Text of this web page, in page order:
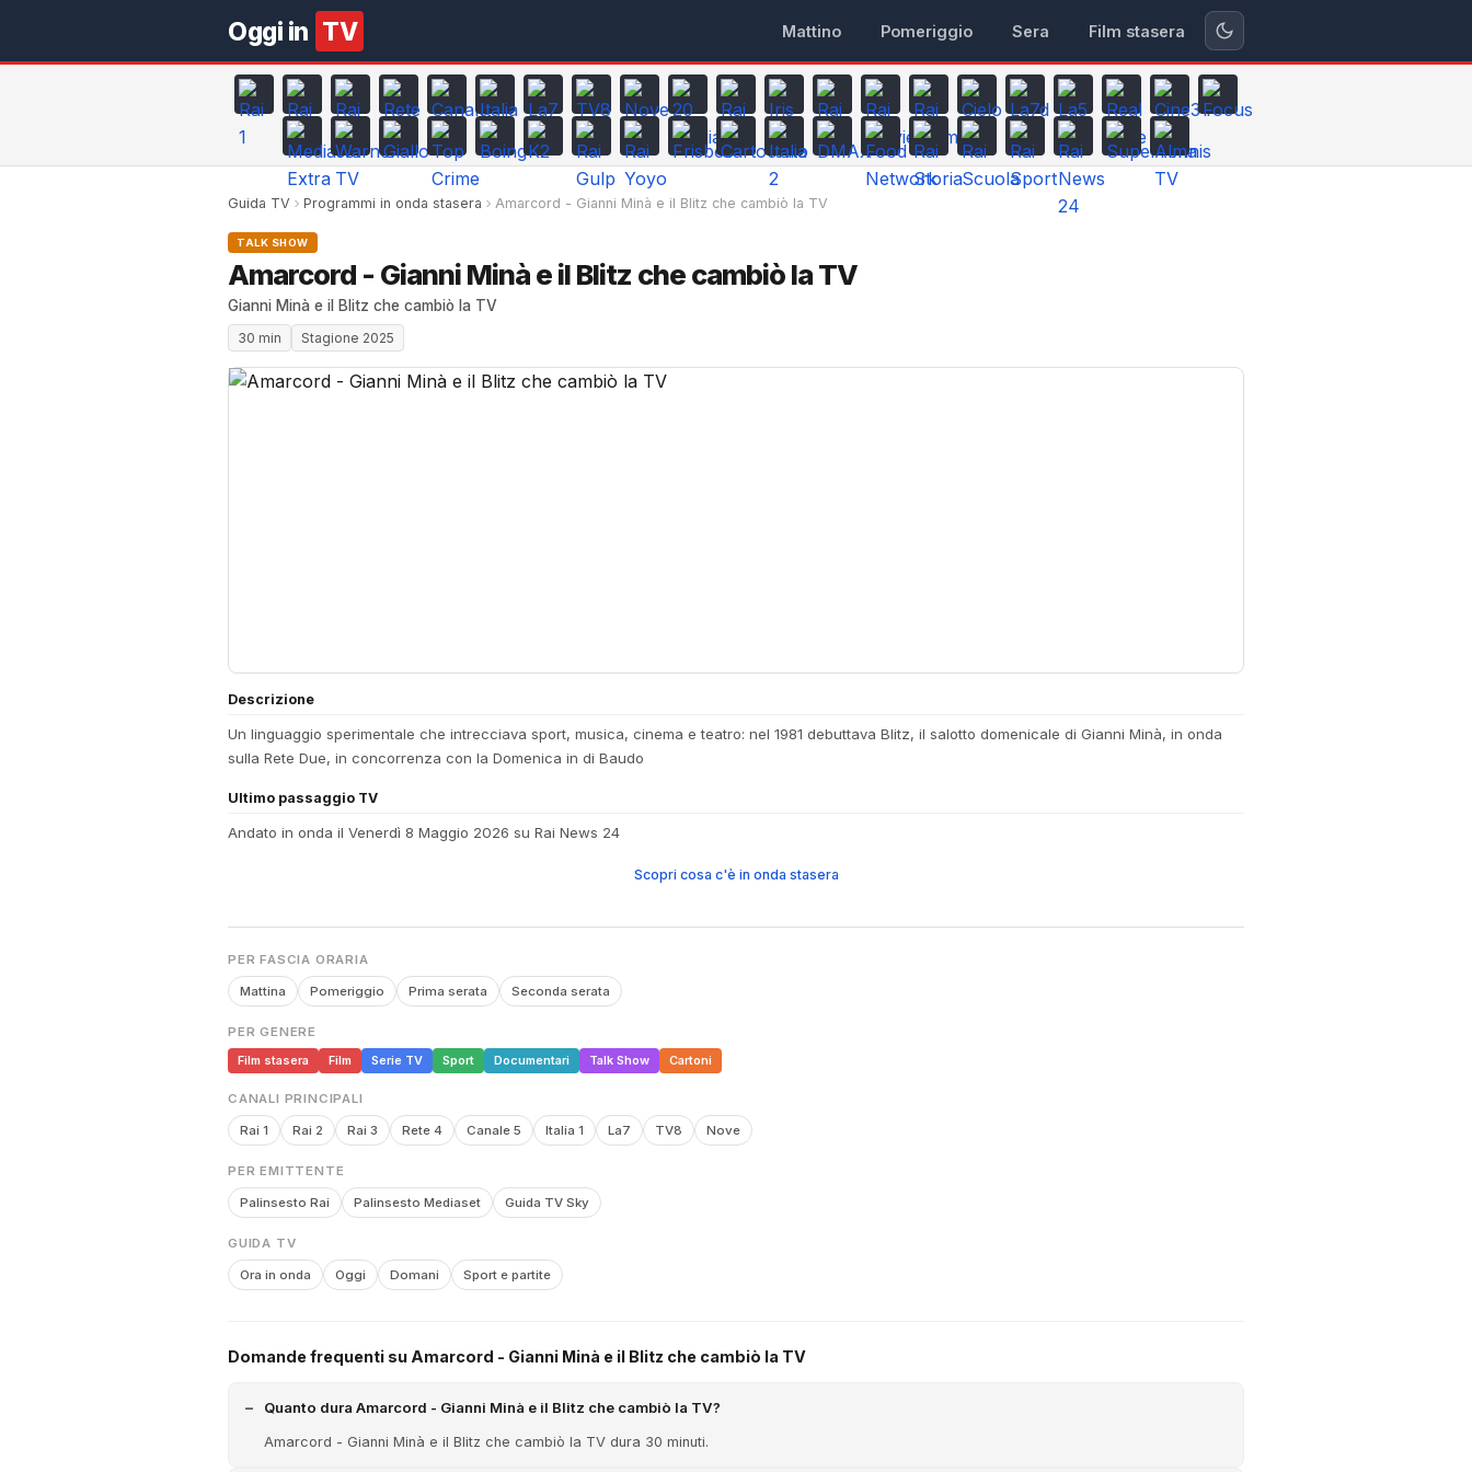
Oggi in TV Mattino Pomeriggio Sera Film stasera
Guida TV Programmi in onda stasera Amarcord - Gianni Minà e il Blitz che cambiò la TV
TALK SHOW
Amarcord - Gianni Minà e il Blitz che cambiò la TV
Gianni Minà e il Blitz che cambiò la TV
30 min Stagione 2025
Descrizione
Un linguaggio sperimentale che intrecciava sport, musica, cinema e teatro: nel 1981 debuttava Blitz, il salotto domenicale di Gianni Minà, in onda
sulla Rete Due, in concorrenza con la Domenica in di Baudo
Ultimo passaggio TV
Andato in onda il Venerdì 8 Maggio 2026 su Rai News 24
Scopri cosa c'è in onda stasera
PER FASCIA ORARIA
Mattina Pomeriggio Prima serata Seconda serata
PER GENERE
Film stasera
Film Serie TV Sport Documentari Talk Show Cartoni
CANALI PRINCIPALI
Rai 1 Rai 2 Rai 3 Rete 4 Canale 5 Italia 1 La7 TV8 Nove
PER EMITTENTE
Palinsesto Rai Palinsesto Mediaset Guida TV Sky
GUIDA TV
Ora in onda Oggi Domani Sport e partite
Domande frequenti su Amarcord - Gianni Minà e il Blitz che cambiò la TV
Quanto dura Amarcord - Gianni Minà e il Blitz che cambiò la TV?
Amarcord - Gianni Minà e il Blitz che cambiò la TV dura 30 minuti.